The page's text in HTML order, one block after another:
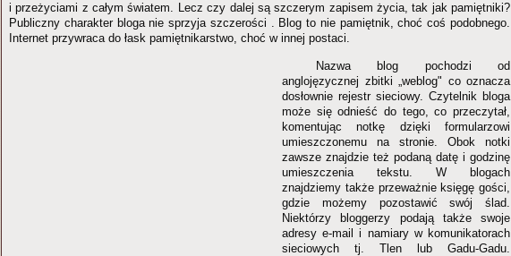
i przeżyciami z całym światem. Lecz czy dalej są szczerym zapisem życia, tak jak pamiętniki?
Publiczny charakter bloga nie sprzyja szczerości . Blog to nie pamiętnik, choć coś podobnego.
Internet przywraca do łask pamiętnikarstwo, choć w innej postaci.
Nazwa blog pochodzi od
anglojęzycznej zbitki „weblog" co oznacza
dosłownie rejestr sieciowy. Czytelnik bloga
może się odnieść do tego, co przeczytał,
komentując notkę dzięki formularzowi
umieszczonemu na stronie. Obok notki
zawsze znajdzie też podaną datę i godzinę
umieszczenia tekstu. W blogach
znajdziemy także przeważnie księgę gości,
gdzie możemy pozostawić swój ślad.
Niektórzy bloggerzy podają także swoje
adresy e-mail i namiary w komunikatorach
sieciowych tj. Tlen lub Gadu-Gadu.